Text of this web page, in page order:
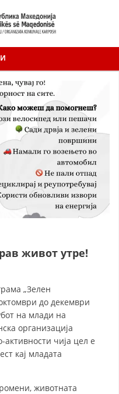
живот утре!
„Зелен
до декември
на млади на
организација
чија цел е
кај младата
животната